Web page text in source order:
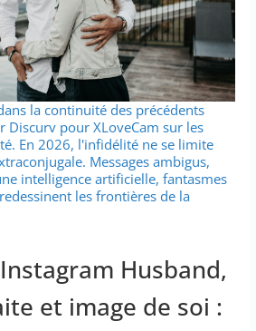
la continuité des précédents
Discurv pour XLoveCam sur les
En 2026, l'infidélité ne se limite
Messages ambigus,
intelligence artificielle, fantasmes
les frontières de la
Instagram Husband,
et image de soi :